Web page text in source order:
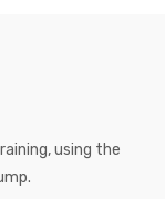
using the